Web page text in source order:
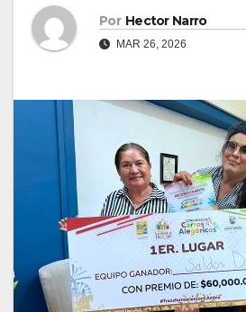
Por Hector Narro
MAR 26, 2026